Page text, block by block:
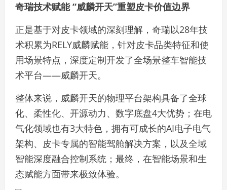
奇瑞技术赋能 “威麟开天”重塑皮卡价值边界
正是基于对皮卡领域的深刻理解，奇瑞以28年技
术积累为RELY威麟赋能，针对皮卡品类特征和使
用场景特点，深度定制开发了全场景整车智能技
术平台——威麟开天。
整体来说，威麟开天的物理平台架构具备了全球
化、柔性化、开源动力、数字底盘4大优势；在电
气化领域也有3大特色，拥有可成长的AI电子电气
架构、皮卡专属的智能驾舱解决方案，以及全域
智能深度融合控制系统；最终，在智能场景和生
态赋能方面带来极致体验。